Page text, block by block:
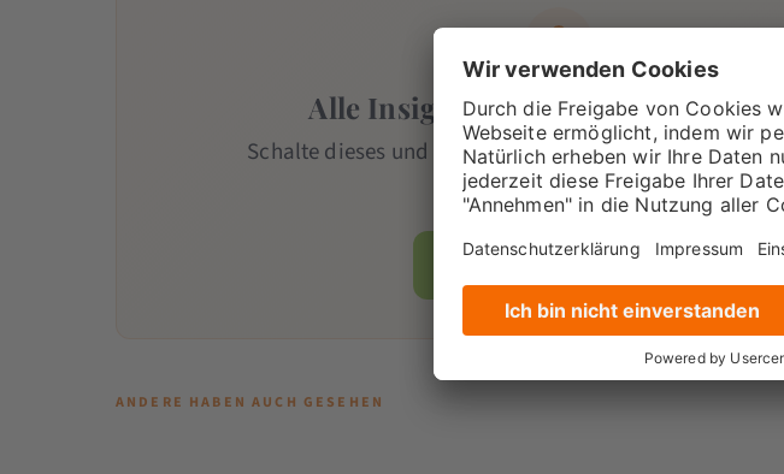
Alle Insights mit einer
Schalte dieses und alle weiteren Insights frei – mit der
Team-Mitgliedschaft.
Jetzt Mitglied werden
ANDERE HABEN AUCH GESEHEN